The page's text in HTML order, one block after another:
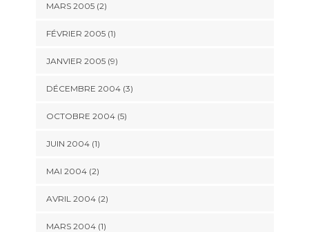
MARS 2005 (2)
FÉVRIER 2005 (1)
JANVIER 2005 (9)
DÉCEMBRE 2004 (3)
OCTOBRE 2004 (5)
JUIN 2004 (1)
MAI 2004 (2)
AVRIL 2004 (2)
MARS 2004 (1)